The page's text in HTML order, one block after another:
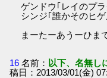
ゲンドウ｢レイのプ
シンジ｢誰かそのヒ
まーたーあうーひま
16 名前： 以下、名無し
稿日：2013/03/01(金)